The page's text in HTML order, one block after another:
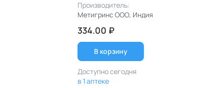
Производитель:
Метигринс ООО, Индия
334.00 ₽
В корзину
Доступно сегодня
в 1 аптеке